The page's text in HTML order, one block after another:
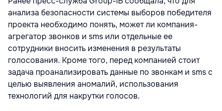
анализа безопасности системы выборов победителя
проекта необходимо понять, может ли компания-
агрегатор звонков и sms или отдельные ее
сотрудники вносить изменения в результаты
голосования. Кроме того, перед компанией стоит
задача проанализировать данные по звонкам и sms с
целью выявления аномалий, использования
технологий для накрутки голосов.